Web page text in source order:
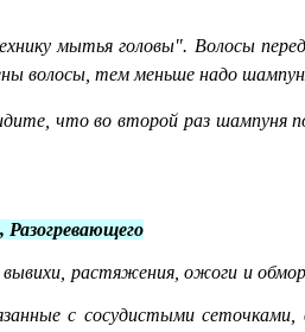
мытья головы". Волосы
волосы, тем меньше надо
что во второй раз шампуня
растяжения, ожоги и
с сосудистыми сеточками,